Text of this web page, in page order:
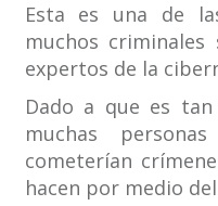
Esta es una de
muchos
expertos de la
Dado a que es
muchas
cometerían
hacen por medio